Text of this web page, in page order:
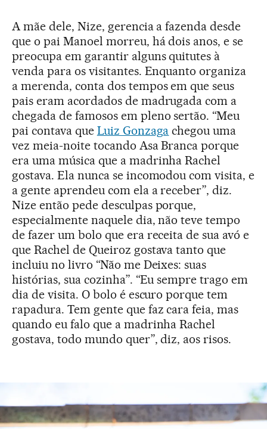
A mãe dele, Nize, gerencia a fazenda desde
que o pai Manoel morreu, há dois anos, e se
preocupa em garantir alguns quitutes à
venda para os visitantes. Enquanto organiza
a merenda, conta dos tempos em que seus
pais eram acordados de madrugada com a
chegada de famosos em pleno sertão. “Meu
pai contava que Luiz Gonzaga chegou uma
vez meia-noite tocando Asa Branca porque
era uma música que a madrinha Rachel
gostava. Ela nunca se incomodou com visita, e
a gente aprendeu com ela a receber”, diz.
Nize então pede desculpas porque,
especialmente naquele dia, não teve tempo
de fazer um bolo que era receita de sua avó e
que Rachel de Queiroz gostava tanto que
incluiu no livro “Não me Deixes: suas
histórias, sua cozinha”. “Eu sempre trago em
dia de visita. O bolo é escuro porque tem
rapadura. Tem gente que faz cara feia, mas
quando eu falo que a madrinha Rachel
gostava, todo mundo quer”, diz, aos risos.